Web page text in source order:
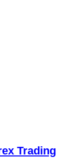
Trading